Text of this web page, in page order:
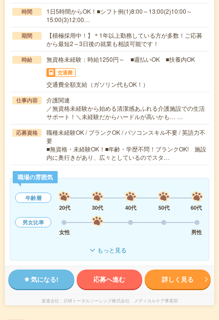
時間
1日5時間からOK！■シフト例(1)8:00～13:00(2)10:00～
15:00(3)12:00…
期間
【積極採用中！】＊1年以上勤務している方が多数！ご応募
から最短2～3日後の就業も相談可能です！
時給 無資格未経験：時給1250円～ ■週払いOK ■扶養内OK
交通費
交通費全額支給（ガソリン代もOK！）
仕事内容
介護関連
／無資格未経験から始める清潔感あふれる介護施設での生活
サポート！＼未経験だからハードルが高いかも… …
応募資格
職種未経験OK / ブランクOK / パソコンスキル不要 / 英語力不
要
■無資格・未経験OK！■年齢・学歴不問！ブランクOK! 施設
内に奥行きがあり、広々としているのでスタ…
職場の雰囲気
年齢層
20代
30代 40代 50代
60代
男女比率
女性
男性
もっと見る
気になる! 応募へ進む 詳しく見る
派遣会社 日研トータルソーシング株式会社 メディカルケア事業部